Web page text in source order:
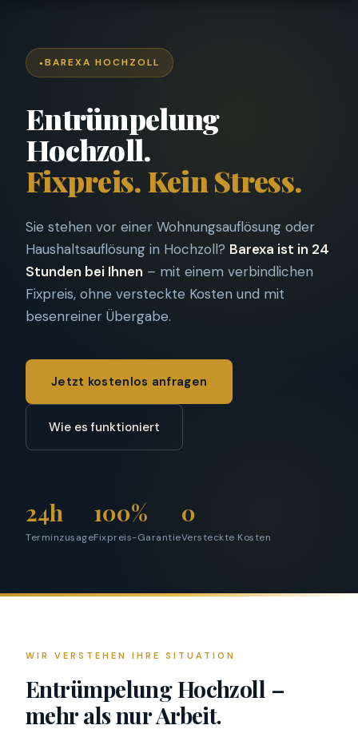
BAREXA HOCHZOLL
Entrümpelung
Hochzoll.
Fixpreis. Kein Stress.
Sie stehen vor einer Wohnungsauflösung oder
Haushaltsauflösung in Hochzoll? Barexa ist in 24
Stunden bei Ihnen – mit einem verbindlichen
Fixpreis, ohne versteckte Kosten und mit
besenreiner Übergabe.
Jetzt kostenlos anfragen
Wie es funktioniert
24h
Terminzusage
100%
Fixpreis-Garantie
0
Versteckte Kosten
WIR VERSTEHEN IHRE SITUATION
Entrümpelung Hochzoll –
mehr als nur Arbeit.